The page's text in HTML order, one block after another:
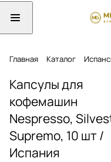
Главная Каталог
Капсулы для
кофемашин
Nespresso,
Supremo, 10 шт /
Испания